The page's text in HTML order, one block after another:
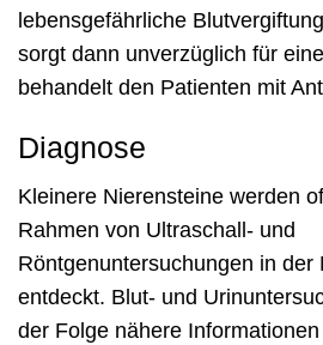
lebensgefährliche
sorgt dann unverzüglich für
behandelt den Patienten mit
Diagnose
Kleinere Nierensteine werden
Rahmen von Ultraschall- und
Röntgenuntersuchungen in der
entdeckt. Blut- und
der Folge nähere